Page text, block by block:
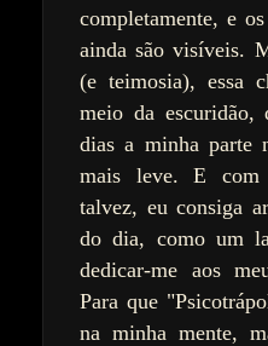
completamente, e
ainda são visíveis.
(e teimosia), essa
meio da escuridão,
dias a minha parte
mais leve. E com
talvez, eu consiga
do dia, como um
dedicar-me aos
Para que
na minha mente,